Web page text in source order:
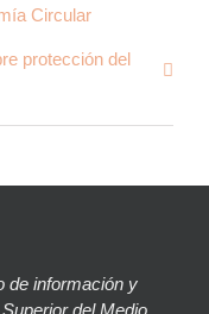
Circular
protección del
de información y
del Medio